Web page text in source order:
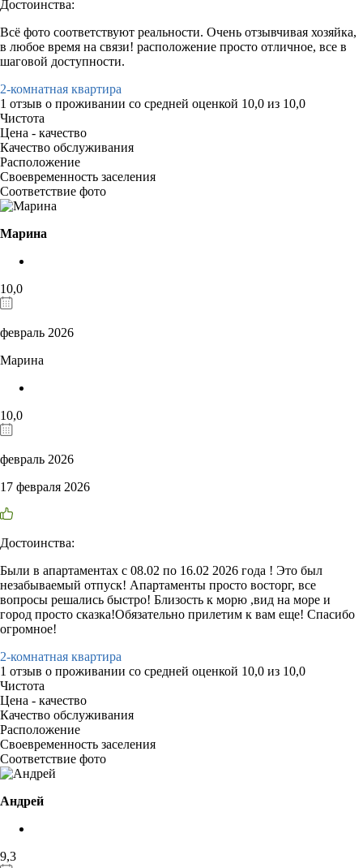
Достоинства:
Всё фото соответствуют реальности. Очень отзывчивая хозяйка,
в любое время на связи! расположение просто отличное, все в
шаговой доступности.
2-комнатная квартира
1 отзыв о проживании со средней оценкой 10,0 из 10,0
Чистота
Цена - качество
Качество обслуживания
Расположение
Своевременность заселения
Соответствие фото
Марина
10,0
февраль 2026
Марина
10,0
февраль 2026
17 февраля 2026
Достоинства:
Были в апартаментах с 08.02 по 16.02 2026 года ! Это был
незабываемый отпуск! Апартаменты просто восторг, все
вопросы решались быстро! Близость к морю ,вид на море и
город просто сказка!Обязательно прилетим к вам еще! Спасибо
огромное!
2-комнатная квартира
1 отзыв о проживании со средней оценкой 10,0 из 10,0
Чистота
Цена - качество
Качество обслуживания
Расположение
Своевременность заселения
Соответствие фото
Андрей
9,3